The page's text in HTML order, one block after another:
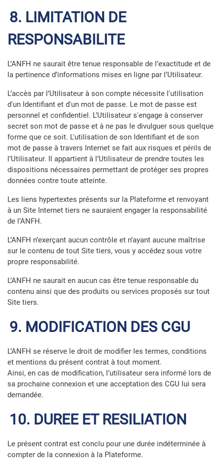
8. LIMITATION DE
RESPONSABILITE
L’ANFH ne saurait être tenue responsable de l’exactitude et de
la pertinence d’informations mises en ligne par l’Utilisateur.
L’accès par l’Utilisateur à son compte nécessite l'utilisation
d'un Identifiant et d'un mot de passe. Le mot de passe est
personnel et confidentiel. L’Utilisateur s'engage à conserver
secret son mot de passe et à ne pas le divulguer sous quelque
forme que ce soit. L'utilisation de son Identifiant et de son
mot de passe à travers Internet se fait aux risques et périls de
l’Utilisateur. Il appartient à l’Utilisateur de prendre toutes les
dispositions nécessaires permettant de protéger ses propres
données contre toute atteinte.
Les liens hypertextes présents sur la Plateforme et renvoyant
à un Site Internet tiers ne sauraient engager la responsabilité
de l’ANFH.
L’ANFH n’exerçant aucun contrôle et n’ayant aucune maîtrise
sur le contenu de tout Site tiers, vous y accédez sous votre
propre responsabilité.
L’ANFH ne saurait en aucun cas être tenue responsable du
contenu ainsi que des produits ou services proposés sur tout
Site tiers.
9. MODIFICATION DES CGU
L’ANFH se réserve le droit de modifier les termes, conditions
et mentions du présent contrat à tout moment.
Ainsi, en cas de modification, l’utilisateur sera informé lors de
sa prochaine connexion et une acceptation des CGU lui sera
demandée.
10. DUREE ET RESILIATION
Le présent contrat est conclu pour une durée indéterminée à
compter de la connexion à la Plateforme.